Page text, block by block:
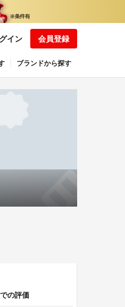
イン 会員登録
ブランドから探す
の評価